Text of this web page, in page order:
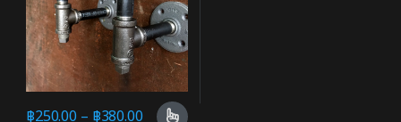
฿250.00 – ฿380.00